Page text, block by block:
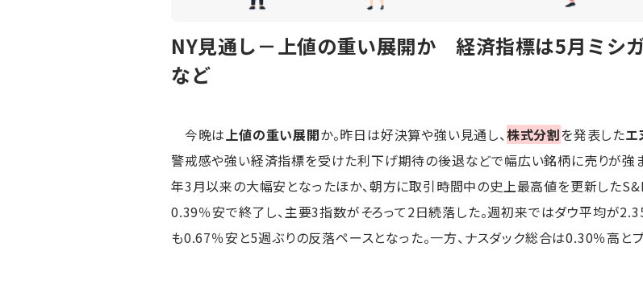
NY見通し－上値の重い展開か 経済指標は5月ミシ
など
今晩は 上値の重い展開か。昨日は好決算や強い見通し、株式分割を発表したエ
警戒感や強い経済指標を受けた利下げ期待の後退などで幅広い銘柄に売りが強
年3月以来の大幅安となったほか、朝方に取引時間中の史上最高値を更新した
0.39％安で終了し、主要3指数がそろって2日続落した。週初来ではダウ平均が
も0.67％安と5週ぶりの反落ペースとなった。一方、ナスダック総合は0.30％高と